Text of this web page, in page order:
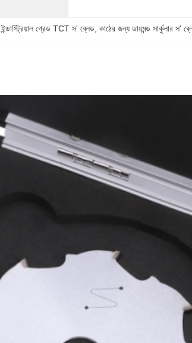
, ইন্ডাস্ট্রিয়াল গ্রেড TCT স' ব্লেড , কাঠের জন্য ডায়মন্ড সার্কুলার স'